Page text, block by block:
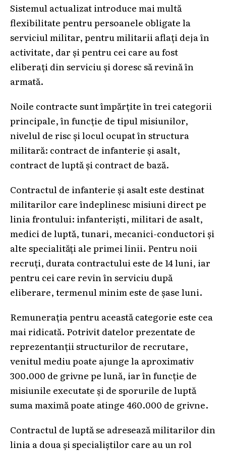
Sistemul actualizat introduce mai multă
flexibilitate pentru persoanele obligate la
serviciul militar, pentru militarii aflați deja în
activitate, dar și pentru cei care au fost
eliberați din serviciu și doresc să revină în
armată.
Noile contracte sunt împărțite în trei categorii
principale, în funcție de tipul misiunilor,
nivelul de risc și locul ocupat în structura
militară: contract de infanterie și asalt,
contract de luptă și contract de bază.
Contractul de infanterie și asalt este destinat
militarilor care îndeplinesc misiuni direct pe
linia frontului: infanteriști, militari de asalt,
medici de luptă, tunari, mecanici-conductori și
alte specialități ale primei linii. Pentru noii
recruți, durata contractului este de 14 luni, iar
pentru cei care revin în serviciu după
eliberare, termenul minim este de șase luni.
Remunerația pentru această categorie este cea
mai ridicată. Potrivit datelor prezentate de
reprezentanții structurilor de recrutare,
venitul mediu poate ajunge la aproximativ
300.000 de grivne pe lună, iar în funcție de
misiunile executate și de sporurile de luptă
suma maximă poate atinge 460.000 de grivne.
Contractul de luptă se adresează militarilor din
linia a doua și specialiștilor care au un rol